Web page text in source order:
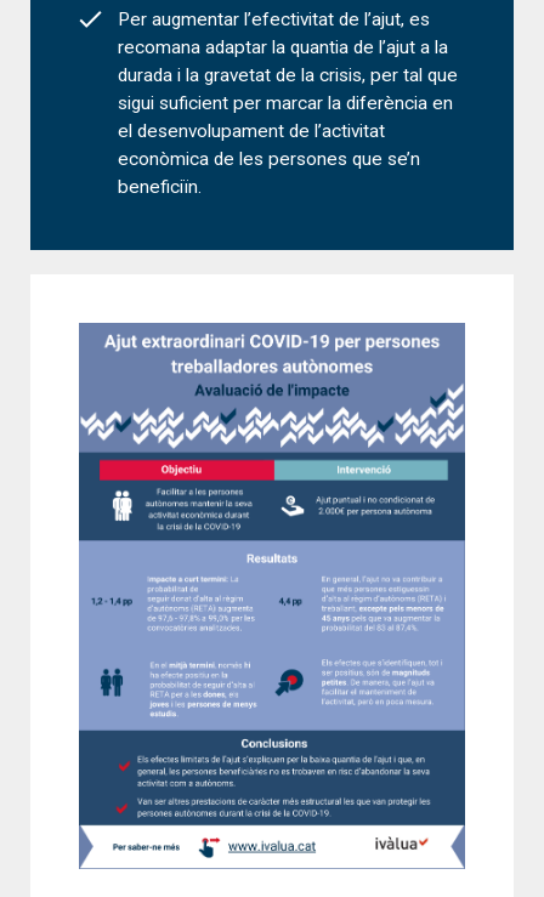
Per augmentar l’efectivitat de l’ajut, es
recomana adaptar la quantia de l’ajut a la
durada i la gravetat de la crisis, per tal que
sigui suficient per marcar la diferència en
el desenvolupament de l’activitat
econòmica de les persones que se’n
beneficiïn.